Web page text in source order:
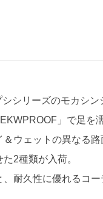
シリーズのモカシン
」で足
ウェットの異なる
2種類が入荷。
耐久性に優れるコ